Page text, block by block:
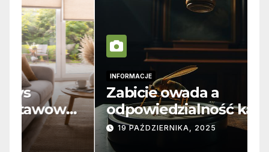
INFORMACJE
Zabicie owada a
odpowiedzialność karna –
jak wygląda to w praktyce?
19 PAŹDZIERNIKA, 2025